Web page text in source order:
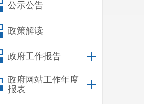
公示公告
政策解读
政府工作报告
政府网站工作年度
报表